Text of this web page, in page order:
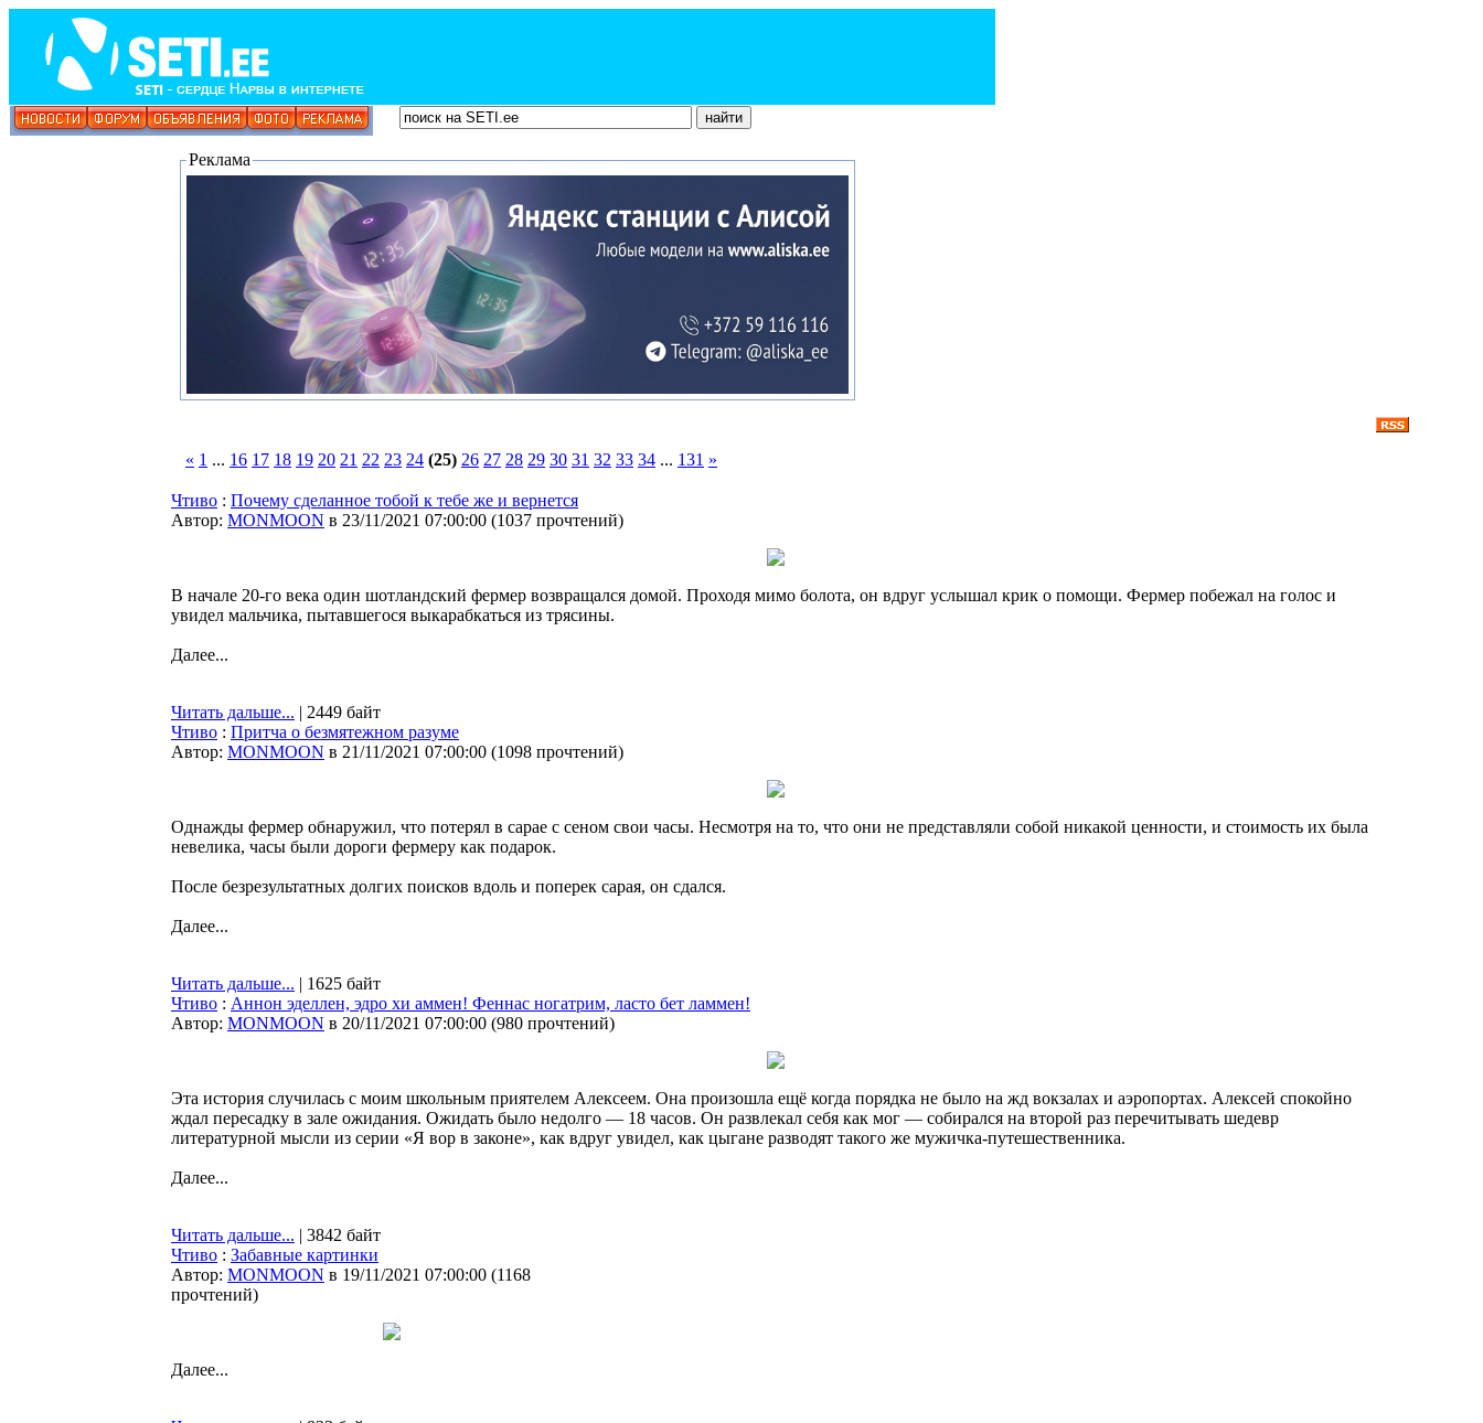
Реклама
« 1 ... 16 17 18 19 20 21 22 23 24 (25) 26 27 28 29 30 31 32 33 34 ... 131 »
Чтиво : Почему сделанное тобой к тебе же и вернется
Автор: MONMOON в 23/11/2021 07:00:00 (1037 прочтений)
В начале 20-го века один шотландский фермер возвращался домой. Проходя мимо болота, он вдруг услышал крик о помощи. Фермер побежал на голос и
увидел мальчика, пытавшегося выкарабкаться из трясины.
Далее...
Читать дальше... | 2449 байт
Чтиво : Притча о безмятежном разуме
Автор: MONMOON в 21/11/2021 07:00:00 (1098 прочтений)
Однажды фермер обнаружил, что потерял в сарае с сеном свои часы. Несмотря на то, что они не представляли собой никакой ценности, и стоимость их была
невелика, часы были дороги фермеру как подарок.
После безрезультатных долгих поисков вдоль и поперек сарая, он сдался.
Далее...
Читать дальше... | 1625 байт
Чтиво : Аннон эделлен, эдро хи аммен! Феннас ногатрим, ласто бет ламмен!
Автор: MONMOON в 20/11/2021 07:00:00 (980 прочтений)
Эта история случилась с моим школьным приятелем Алексеем. Она произошла ещё когда порядка не было на жд вокзалах и аэропортах. Алексей спокойно
ждал пересадку в зале ожидания. Ожидать было недолго — 18 часов. Он развлекал себя как мог — собирался на второй раз перечитывать шедевр
литературной мысли из серии «Я вор в законе», как вдруг увидел, как цыгане разводят такого же мужичка-путешественника.
Далее...
Читать дальше... | 3842 байт
Чтиво : Забавные картинки
Автор: MONMOON в 19/11/2021 07:00:00 (1168
прочтений)
Далее...